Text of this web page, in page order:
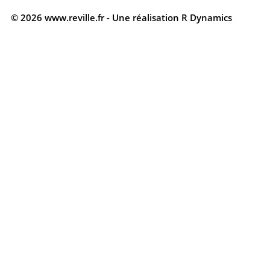
© 2026 www.reville.fr - Une réalisation R Dynamics